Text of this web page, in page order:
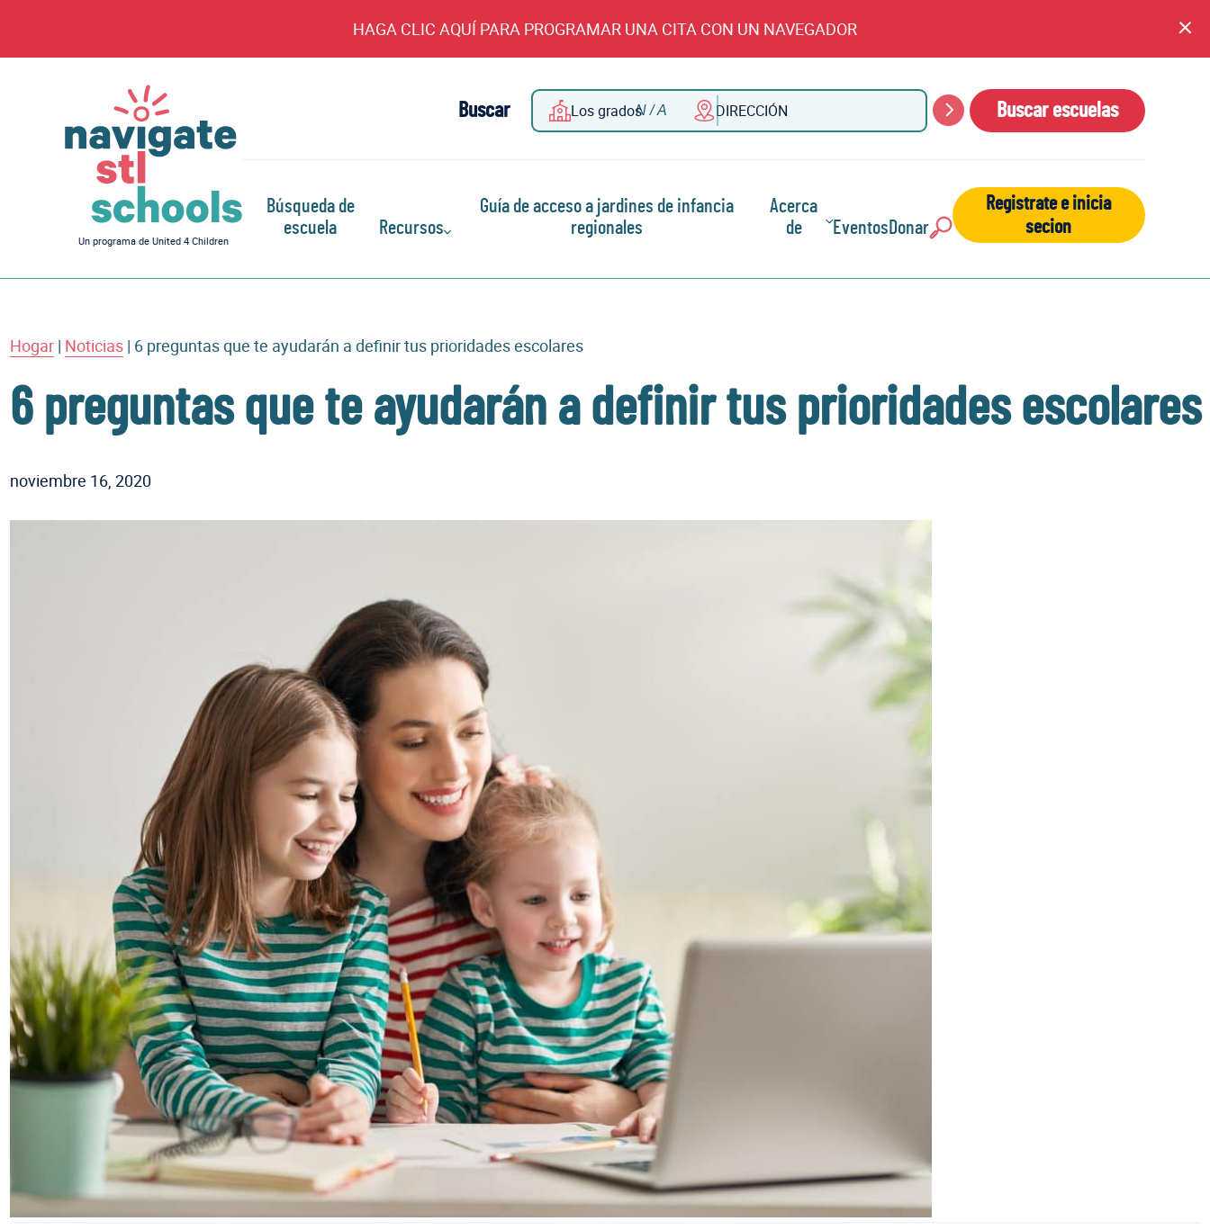
HAGA CLIC AQUÍ PARA PROGRAMAR UNA CITA CON UN NAVEGADOR
Navegar
las
STL
Un programa de United 4 Children
Buscar Los grados DIRECCIÓN Buscar Buscar escuelas
Búsqueda de
escuela
Recursos
Guía de acceso a jardines de infancia
regionales
Acerca
de
EventosDonarBuscar:
Registrate e inicia
secion
Hogar| Noticias| 6 preguntas que te ayudarán a definir tus prioridades escolares
6 preguntas que te ayudarán a definir tus prioridades escolares
noviembre 16, 2020